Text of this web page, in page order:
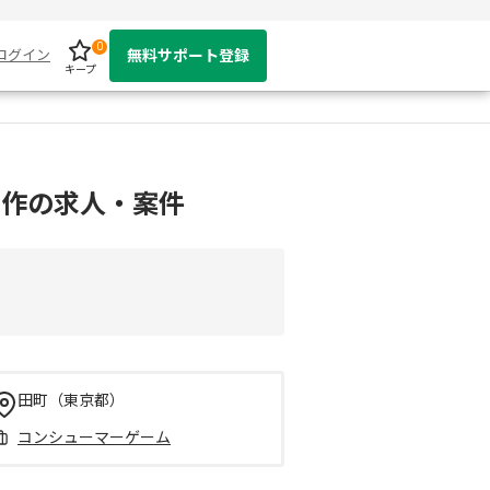
グイン
キープ
0
無料サポート登録
の求人・案件
田町（東京都）
コンシューマーゲーム